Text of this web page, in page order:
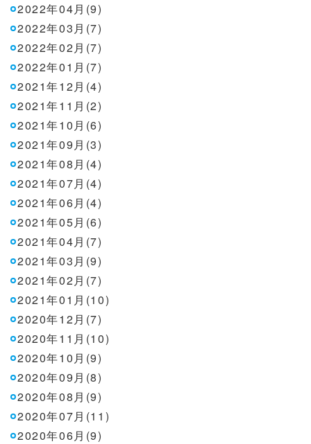
2022年04月(9)
2022年03月(7)
2022年02月(7)
2022年01月(7)
2021年12月(4)
2021年11月(2)
2021年10月(6)
2021年09月(3)
2021年08月(4)
2021年07月(4)
2021年06月(4)
2021年05月(6)
2021年04月(7)
2021年03月(9)
2021年02月(7)
2021年01月(10)
2020年12月(7)
2020年11月(10)
2020年10月(9)
2020年09月(8)
2020年08月(9)
2020年07月(11)
2020年06月(9)